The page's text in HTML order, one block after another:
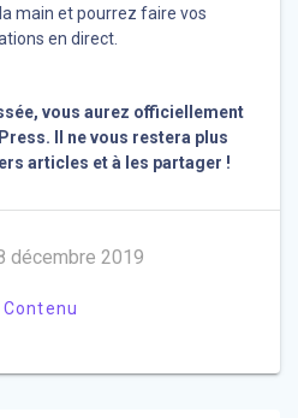
main et pourrez faire vos
en direct.
vous aurez officiellement
Il ne vous restera plus
articles et à les partager !
décembre 2019
Contenu